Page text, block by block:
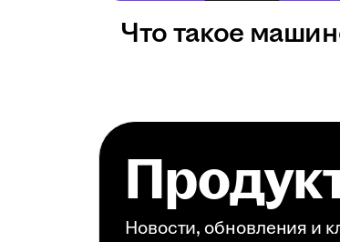
Что такое
Новости, обновления и